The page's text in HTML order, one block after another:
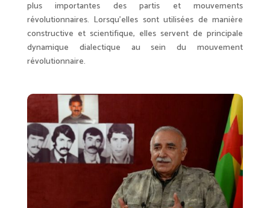
plus importantes des partis et mouvements
révolutionnaires. Lorsqu’elles sont utilisées de manière
constructive et scientifique, elles servent de principale
dynamique dialectique au sein du mouvement
révolutionnaire.